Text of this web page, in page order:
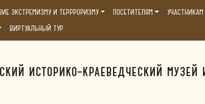
ЭКСТРЕМИЗМУ И ТЕРРРОРИЗМУ ПОСЕТИТЕЛЯМ УЧАСТНИКАМ
ВИРТУАЛЬНЫЙ ТУР
историко-краеведческий